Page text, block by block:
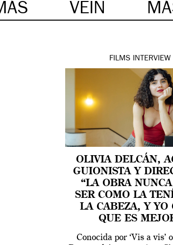
VEIN
FILMS INTERVIEW
OLIVIA DELCÁN,
GUIONISTA Y
“LA OBRA
SER COMO LA
LA CABEZA, Y YO
QUE ES
Conocida por ‘Vis a vis’